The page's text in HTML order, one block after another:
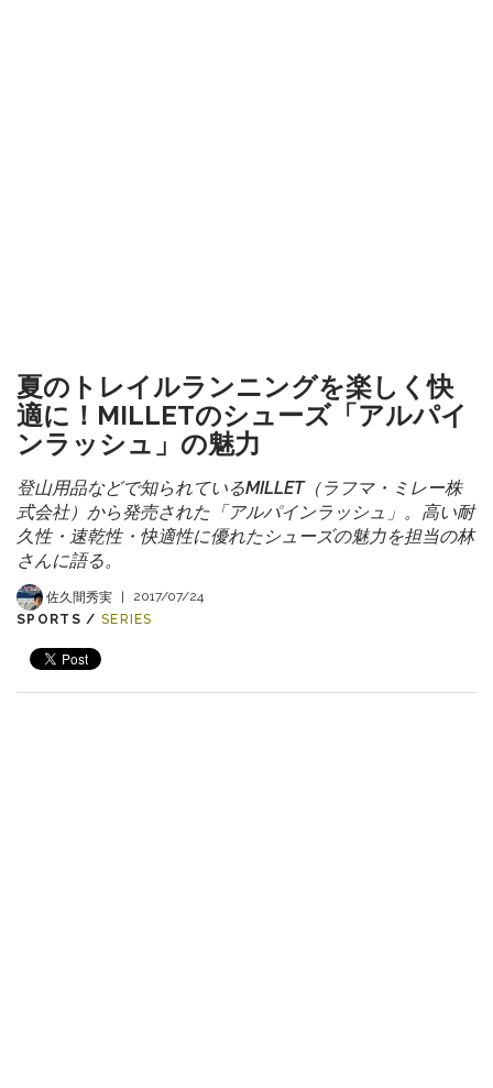
夏のトレイルランニングを楽しく快
適に！MILLETのシューズ「アルパイ
ンラッシュ」の魅力
登山用品などで知られているMILLET（ラフマ・ミレー株
式会社）から発売された「アルパインラッシュ」。高い耐
久性・速乾性・快適性に優れたシューズの魅力を担当の林
さんに語る。
佐久間秀実 |
2017/07/24
SPORTS / SERIES